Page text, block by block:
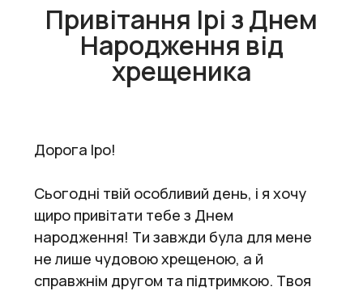
Привітання Ірі з Днем
Народження від
хрещеника
Дорога Іро!
Сьогодні твій особливий день, і я хочу
щиро привітати тебе з Днем
народження! Ти завжди була для мене
не лише чудовою хрещеною, а й
справжнім другом та підтримкою. Твоя